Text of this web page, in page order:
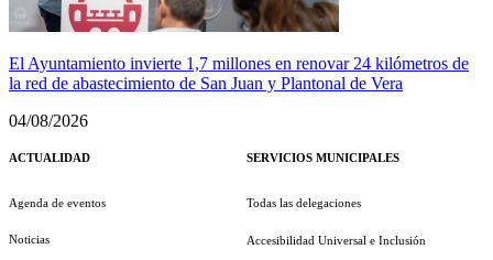
El Ayuntamiento invierte 1,7 millones en renovar 24 kilómetros de
la red de abastecimiento de San Juan y Plantonal de Vera
04/08/2026
ACTUALIDAD
Agenda de eventos
Noticias
SERVICIOS MUNICIPALES
Todas las delegaciones
Accesibilidad Universal e Inclusión